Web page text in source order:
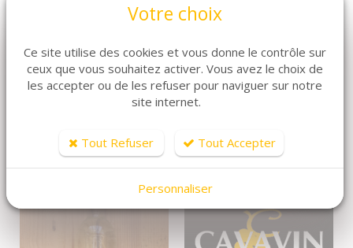
ARTICLES CONNEXES
Dans la même famille de produits, découvrez
également ces produits plébiscités par nos clients
Votre choix
Ce site utilise des cookies et vous donne le contrôle sur
ceux que vous souhaitez activer. Vous avez le choix de
les accepter ou de les refuser pour naviguer sur notre
site internet.
Tout Refuser Tout Accepter
Personnaliser